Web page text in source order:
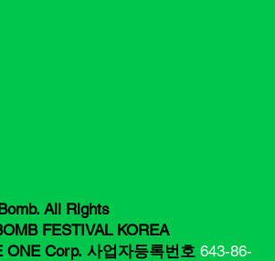
All Rights
FESTIVAL KOREA
ONE Corp. 사업자등록번호 643-86-